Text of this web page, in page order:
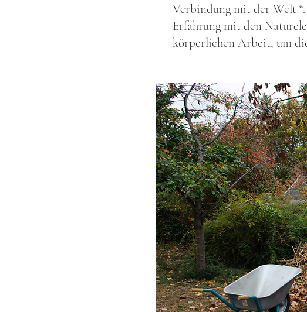
Verbindung mit der Welt
Erfahrung mit den
körperlichen Arbeit, um